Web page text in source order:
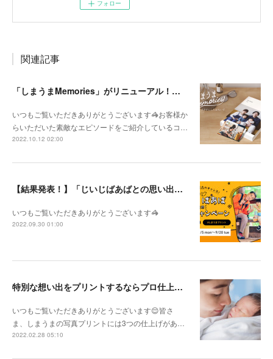
フォロー
関連記事
「しまうまMemories」がリニューアル！よりパワーアップした内容をご紹介
いつもご覧いただきありがとうございます🦓お客様か
らいただいた素敵なエピソードをご紹介しているコ…
2022.10.12 02:00
【結果発表！】「じいじばあばとの思い出キャンペーン」
いつもご覧いただきありがとうございます🦓
2022.09.30 01:00
特別な想い出をプリントするならプロ仕上げ！
いつもご覧いただきありがとうございます😌皆さ
ま、しまうまの写真プリントには3つの仕上げがあ…
2022.02.28 05:10